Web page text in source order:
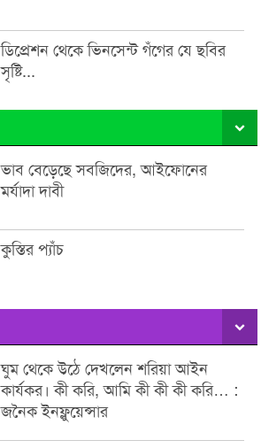
ডিপ্রেশন থেকে ভিনসেন্ট গঁগের যে ছবির
সৃষ্টি...
ভাব বেড়েছে সবজিদের, আইফোনের
মর্যাদা দাবী
কুস্তির প্যাঁচ
ঘুম থেকে উঠে দেখলেন শরিয়া আইন
কার্যকর। কী করি, আমি কী কী কী করি… :
জনৈক ইনফ্লুয়েন্সার